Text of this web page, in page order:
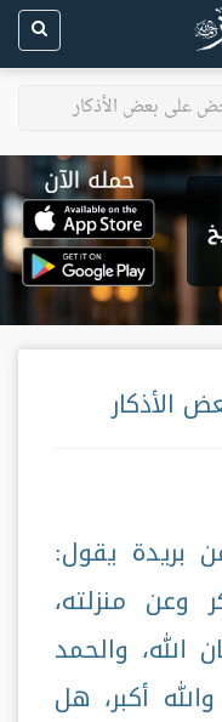
على بعض الأذكار
الأذكار
بريدة يقول:
منزلته،
الله، والحمد
والله أكبر، هل